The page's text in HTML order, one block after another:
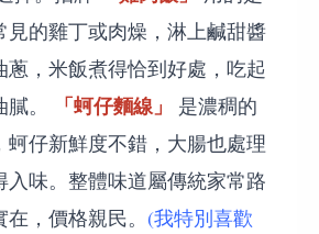
見的雞丁或肉燥，淋上鹹甜醬
蔥，米飯煮得恰到好處，吃起
。
「蚵仔麵線」
是濃稠的
蚵仔新鮮度不錯，大腸也處理
入味。整體味道屬傳統家常路
，價格親民。 (我特別喜歡